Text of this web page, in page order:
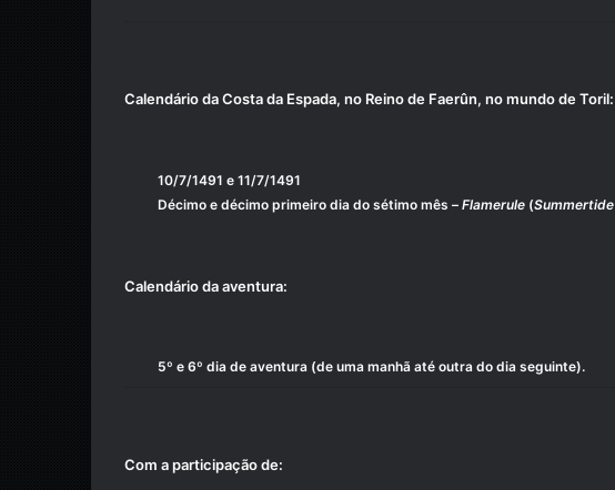
Calendário da Costa da Espada, no Reino de Faerûn, no mundo de Toril:
10/7/1491 e 11/7/1491
Décimo e décimo primeiro dia do sétimo mês – Flamerule (Summertide
Calendário da aventura:
5º e 6º dia de aventura (de uma manhã até outra do dia seguinte).
Com a participação de: